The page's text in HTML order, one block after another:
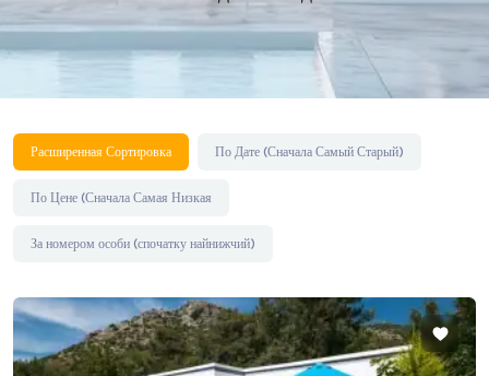
Расширенная Сортировка По Дате (Сначала Самый Старый)
По Цене (Сначала Самая Низкая
За номером особи (спочатку найнижчий)